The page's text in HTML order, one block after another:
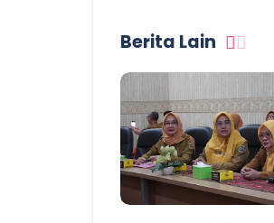
Berita Lain